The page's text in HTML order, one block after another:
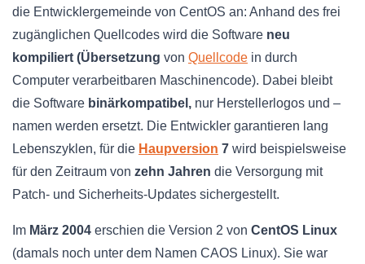
die Entwicklergemeinde von CentOS an: Anhand des frei
zugänglichen Quellcodes wird die Software neu
kompiliert (Übersetzung von Quellcode in durch
Computer verarbeitbaren Maschinencode). Dabei bleibt
die Software binärkompatibel , nur Herstellerlogos und –
namen werden ersetzt. Die Entwickler garantieren lang
Lebenszyklen, für die Haupversion 7 wird beispielsweise
für den Zeitraum von zehn Jahren die Versorgung mit
Patch- und Sicherheits-Updates sichergestellt.
Im März 2004 erschien die Version 2 von CentOS Linux
(damals noch unter dem Namen CAOS Linux). Sie war